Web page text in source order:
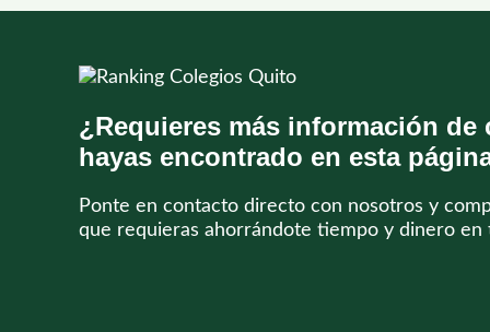
¿Requieres más información
hayas encontrado en esta
Ponte en contacto directo con nosotros y
que requieras ahorrándote tiempo y dinero en